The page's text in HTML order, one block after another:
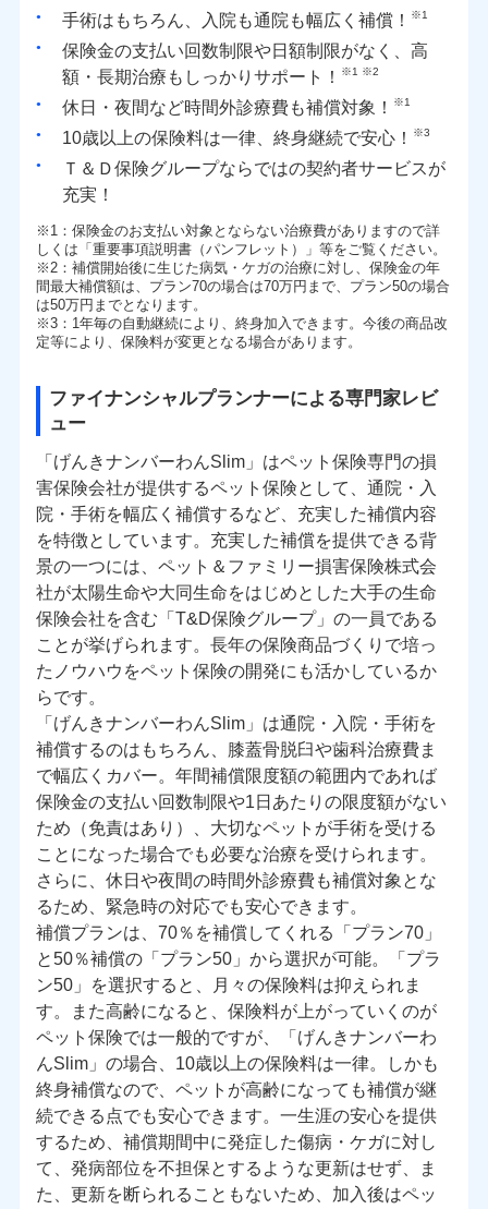
手術はもちろん、入院も通院も幅広く補償！ ※1
保険金の支払い回数制限や日額制限がなく、高
額・長期治療もしっかりサポート！
※1 ※2
休日・夜間など時間外診療費も補償対象！ ※1
10歳以上の保険料は一律、終身継続で安心！ ※3
Ｔ＆Ｄ保険グループならではの契約者サービスが
充実！
※1：保険金のお支払い対象とならない治療費がありますので詳
しくは「重要事項説明書（パンフレット）」等をご覧ください。
※2：補償開始後に生じた病気・ケガの治療に対し、保険金の年
間最大補償額は、プラン70の場合は70万円まで、プラン50の場合
は50万円までとなります。
※3：1年毎の自動継続により、終身加入できます。今後の商品改
定等により、保険料が変更となる場合があります。
ファイナンシャルプランナーによる専門家レビ
ュー
「げんきナンバーわんSlim」はペット保険専門の損
害保険会社が提供するペット保険として、通院・入
院・手術を幅広く補償するなど、充実した補償内容
を特徴としています。充実した補償を提供できる背
景の一つには、ペット＆ファミリー損害保険株式会
社が太陽生命や大同生命をはじめとした大手の生命
保険会社を含む「T&D保険グループ」の一員である
ことが挙げられます。長年の保険商品づくりで培っ
たノウハウをペット保険の開発にも活かしているか
らです。
「げんきナンバーわんSlim」は通院・入院・手術を
補償するのはもちろん、膝蓋骨脱臼や歯科治療費ま
で幅広くカバー。年間補償限度額の範囲内であれば
保険金の支払い回数制限や1日あたりの限度額がない
ため（免責はあり）、大切なペットが手術を受ける
ことになった場合でも必要な治療を受けられます。
さらに、休日や夜間の時間外診療費も補償対象とな
るため、緊急時の対応でも安心できます。
補償プランは、70％を補償してくれる「プラン70」
と50％補償の「プラン50」から選択が可能。「プラ
ン50」を選択すると、月々の保険料は抑えられま
す。また高齢になると、保険料が上がっていくのが
ペット保険では一般的ですが、「げんきナンバーわ
んSlim」の場合、10歳以上の保険料は一律。しかも
終身補償なので、ペットが高齢になっても補償が継
続できる点でも安心できます。一生涯の安心を提供
するため、補償期間中に発症した傷病・ケガに対し
て、発病部位を不担保とするような更新はせず、ま
た、更新を断られることもないため、加入後はペッ